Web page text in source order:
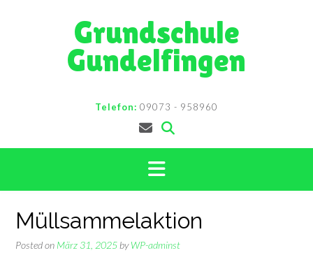
Grundschule
Gundelfingen
Telefon: 09073 - 958960
Müllsammelaktion
Posted on März 31, 2025 byWP-adminst